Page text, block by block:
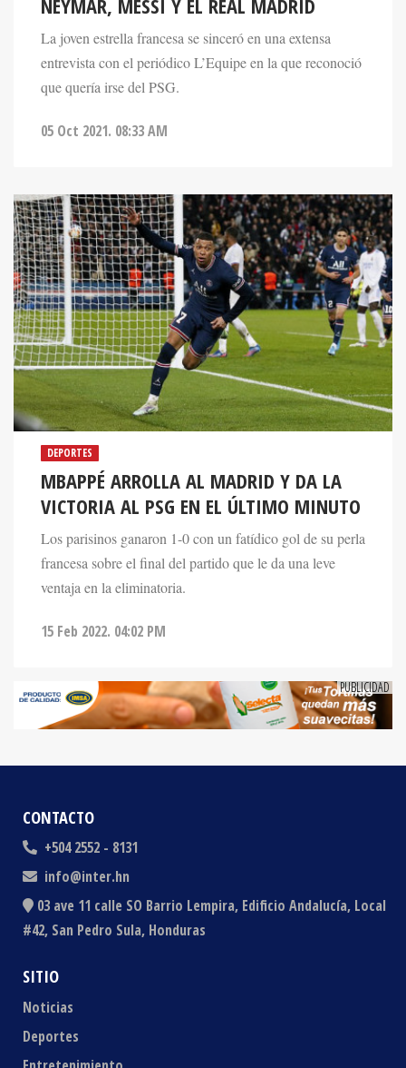
La joven estrella francesa se sinceró en una extensa
entrevista con el periódico L’Equipe en la que reconoció
que quería irse del PSG.
DEPORTES
MBAPPÉ ARROLLA AL MADRID Y DA LA
VICTORIA AL PSG EN EL ÚLTIMO MINUTO
Los parisinos ganaron 1-0 con un fatídico gol de su perla
francesa sobre el final del partido que le da una leve
ventaja en la eliminatoria.
CONTACTO
+504 2552 - 8131
info@inter.hn
03 ave 11 calle SO Barrio Lempira, Edificio Andalucía, Local
#42, San Pedro Sula, Honduras
SITIO
Noticias
Deportes